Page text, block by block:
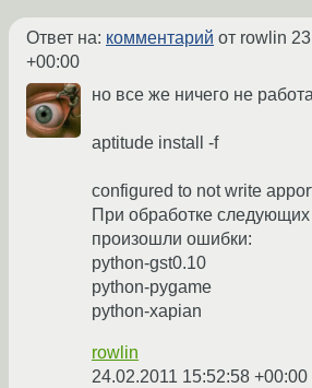
Ответ на: комментарий от rowlin
+00:00
но все же ничего не
aptitude install -f
configured to not write
При обработке следующих
произошли ошибки:
python-gst0.10
python-pygame
python-xapian
rowlin
24.02.2011 15:52:58 +00:00